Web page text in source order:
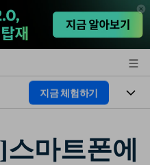
지금 체험하기
마트폰에